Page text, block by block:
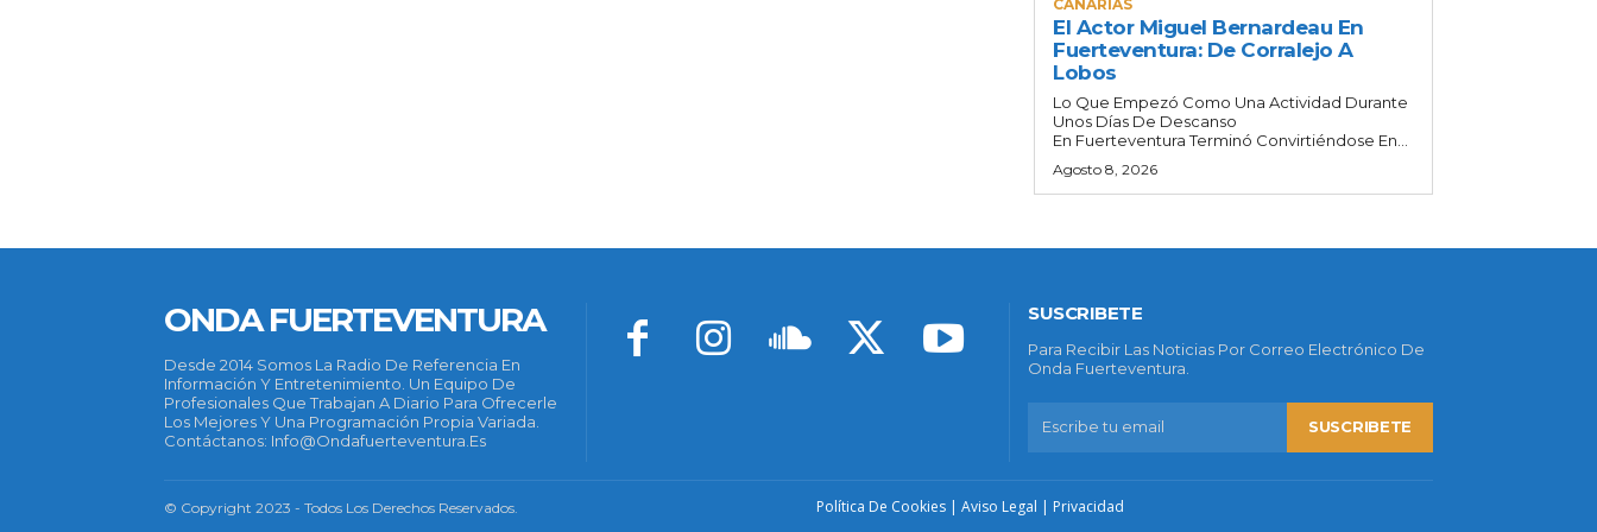
CANARIAS
El Actor Miguel Bernardeau En
Fuerteventura: De Corralejo A
Lobos
Lo Que Empezó Como Una Actividad Durante
Unos Días De Descanso
En Fuerteventura Terminó Convirtiéndose En...
Agosto 8, 2026
ONDA FUERTEVENTURA
Desde 2014 Somos La Radio De Referencia En
Información Y Entretenimiento. Un Equipo De
Profesionales Que Trabajan A Diario Para Ofrecerle
Los Mejores Y Una Programación Propia Variada.
Contáctanos: Info@ondafuerteventura.es
SUSCRIBETE
Para Recibir Las Noticias Por Correo Electrónico De
Onda Fuerteventura.
SUSCRIBETE
© Copyright 2023 - Todos Los Derechos Reservados. Política De Cookies | Aviso Legal | Privacidad